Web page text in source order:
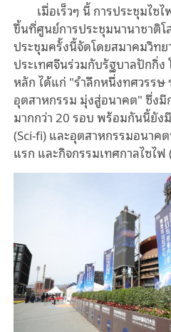
เมื่อเร็วๆ นี้ การประชุมไซ
ขึ้นที่ศูนย์การประชุมนานาชาติโ
ประชุมครั้งนี้จัดโดยสมาคมวิท
ประเทศจีนร่วมกับรัฐบาลปักกิ่ง
หลัก ได้แก่ "รำลึกหนึ่งทศวรร
อุตสาหกรรม มุ่งสู่อนาคต" ซึ่งมี
มากกว่า 20 รอบ พร้อมกันนี้ยัง
(Sci-fi) และอุตสาหกรรมอนาค
แรก และกิจกรรมเทศกาลไซไ